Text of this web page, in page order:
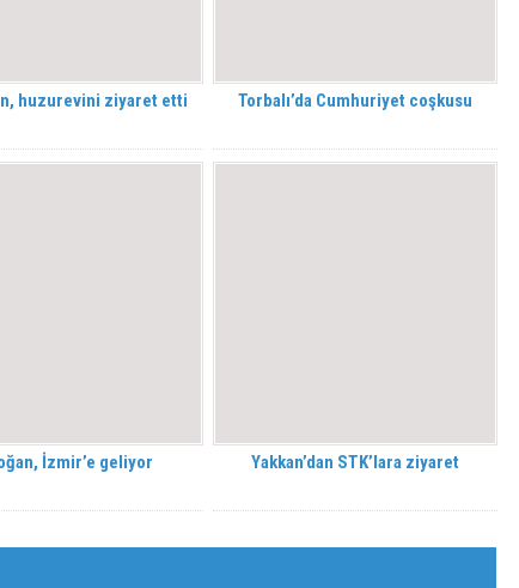
huzurevini ziyaret etti Torbalı’da Cumhuriyet coşkusu
İzmir’e geliyor Yakkan’dan STK’lara ziyaret